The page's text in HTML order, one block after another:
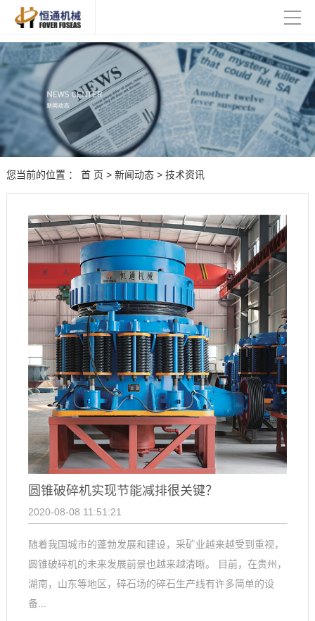
您当前的位置 ： 首 页 > 新闻动态> 技术资讯
圆锥破碎机实现节能减排很关键？
2020-08-08 11:51:21
随着我国城市的蓬勃发展和建设，采矿业越来越受到重视，
圆锥破碎机的未来发展前景也越来越清晰。 目前，在贵州，
湖南，山东等地区，碎石场的碎石生产线有许多简单的设
备...